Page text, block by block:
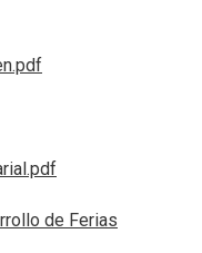
de Ferias